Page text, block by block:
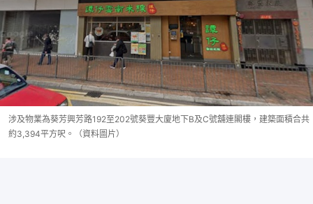
涉及物業為葵芳興芳路192至202號葵豐大廈地下B及C號舖連閣樓，建築面積合共
約3,394平方呎。（資料圖片）